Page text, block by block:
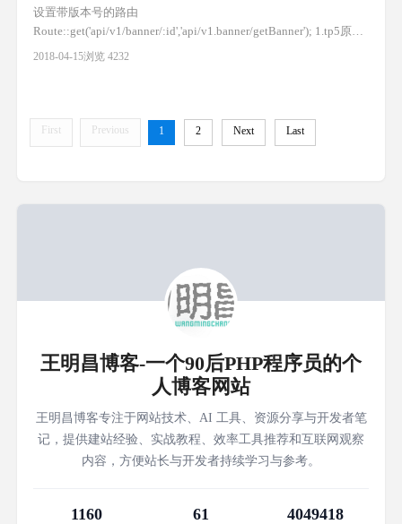
设置带版本号的路由
Route::get('api/v1/banner/:id','api/v1.banner/getBanner'); 1.tp5原生
sql use think\Db; Db::query("select * from user where id=?",[$id]); 2.
2018-04-15浏览 4232
First Previous 1 2 Next Last
王明昌博客-一个90后PHP程序员的个
人博客网站
王明昌博客专注于网站技术、AI 工具、资源分享与开发者笔
记，提供建站经验、实战教程、效率工具推荐和互联网观察
内容，方便站长与开发者持续学习与参考。
1160 61 4049418